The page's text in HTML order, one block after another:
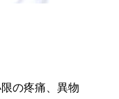
の疼痛、異物